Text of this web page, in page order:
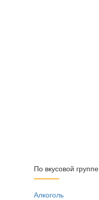
По вкусовой группе
Алкоголь